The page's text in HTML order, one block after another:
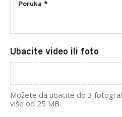
Ubacite video ili foto
Možete da ubacite do 3
više od 25 MB.